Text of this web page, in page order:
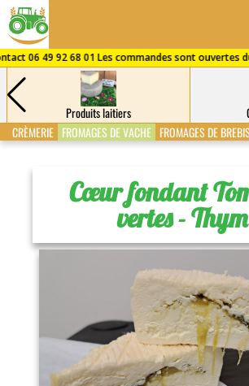
des
Fermes
Produits laitiers
CRÈMERIE FROMAGES DE VACHE FROMAGES DE
Cœur fondant
vertes - Thym